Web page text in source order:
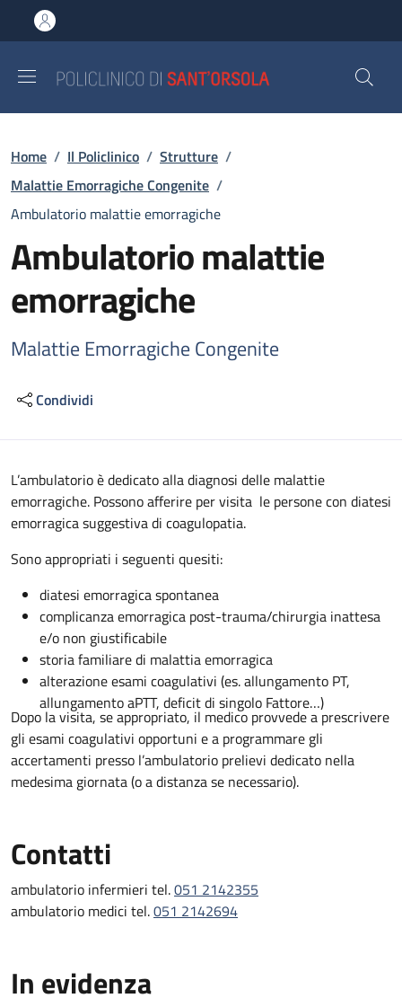
al contenuto principale
to footer content
Briciole di pane
Home / Il Policlinico / Strutture /
Malattie Emorragiche Congenite /
Ambulatorio malattie emorragiche
Ambulatorio malattie
emorragiche
Malattie Emorragiche Congenite
Condividi
Descrizione
L’ambulatorio è dedicato alla diagnosi delle malattie
emorragiche. Possono afferire per visita le persone con diatesi
emorragica suggestiva di coagulopatia.
Sono appropriati i seguenti quesiti:
diatesi emorragica spontanea
complicanza emorragica post-trauma/chirurgia inattesa
e/o non giustificabile
storia familiare di malattia emorragica
alterazione esami coagulativi (es. allungamento PT,
allungamento aPTT, deficit di singolo Fattore…)
Dopo la visita, se appropriato, il medico provvede a prescrivere
gli esami coagulativi opportuni e a programmare gli
accertamenti presso l’ambulatorio prelievi dedicato nella
medesima giornata (o a distanza se necessario).
Contatti
ambulatorio infermieri tel.051 2142355
ambulatorio medici tel.051 2142694
In evidenza